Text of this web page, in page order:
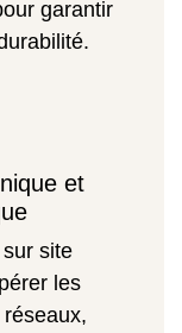
garantir
et
site
les
réseaux,